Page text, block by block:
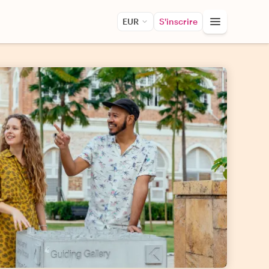
EUR S'inscrire